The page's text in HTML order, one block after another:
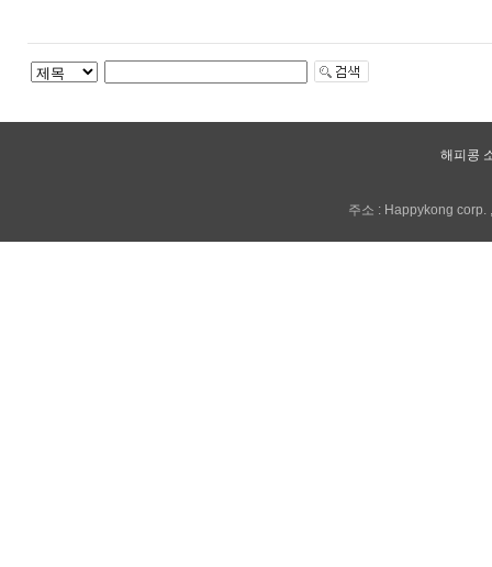
해피콩
주소 : Happykong